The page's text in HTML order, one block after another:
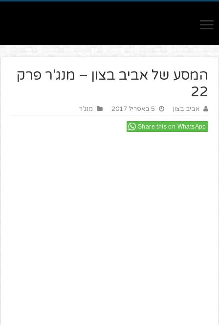
המסע של אביב בצון – מנג'ר פרק
22
אביב בצון 5 באפריל 2017 מנג'ר
Share this on WhatsApp